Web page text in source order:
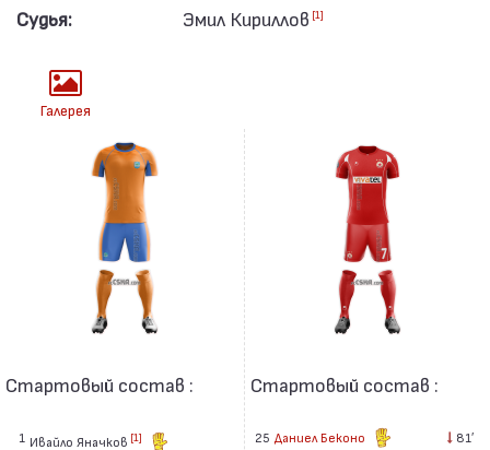
Судья:
Эмил Кириллов [1]
Галерея
Стартовый состав :
1 Ивайло Яначков [1]
Стартовый состав :
25 Даниел Беконо 81′